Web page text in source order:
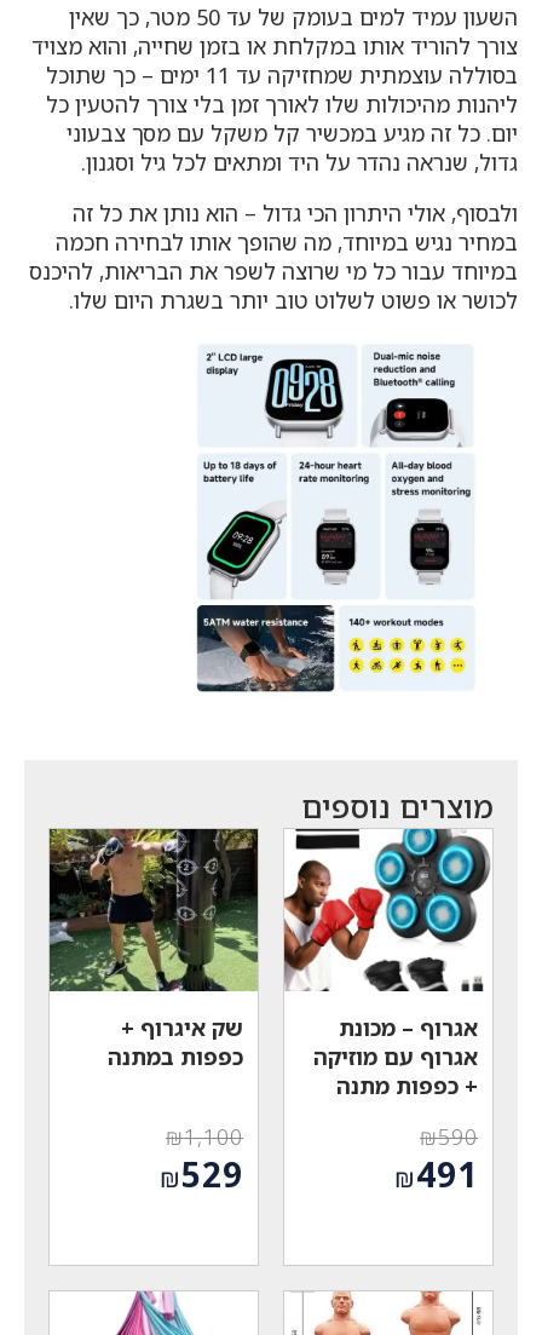
השעון עמיד למים בעומק של עד 50 מטר, כך שאין
צורך להוריד אותו במקלחת או בזמן שחייה, והוא מצויד
בסוללה עוצמתית שמחזיקה עד 11 ימים – כך שתוכל
ליהנות מהיכולות שלו לאורך זמן בלי צורך להטעין כל
יום. כל זה מגיע במכשיר קל משקל עם מסך צבעוני
גדול, שנראה נהדר על היד ומתאים לכל גיל וסגנון.
ולבסוף, אולי היתרון הכי גדול – הוא נותן את כל זה
במחיר נגיש במיוחד, מה שהופך אותו לבחירה חכמה
במיוחד עבור כל מי שרוצה לשפר את הבריאות, להיכנס
לכושר או פשוט לשלוט טוב יותר בשגרת היום שלו.
מוצרים נוספים
אגרוף – מכונת
אגרוף עם מוזיקה
+ כפפות מתנה
₪590
המחיר
המקורי ₪491
הוא:
₪491.
שק איגרוף +
כפפות במתנה
₪1,100
המחיר
המקורי₪529
הוא:
₪529.